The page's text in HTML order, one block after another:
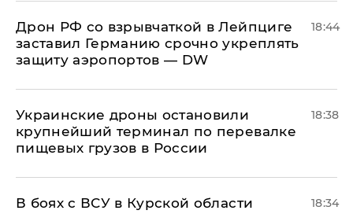
​Дрон РФ со взрывчаткой в Лейпциге
заставил Германию срочно укреплять
защиту аэропортов — DW
18:44
Украинские дроны остановили
крупнейший терминал по перевалке
пищевых грузов в России
18:38
В боях с ВСУ в Курской области
18:34